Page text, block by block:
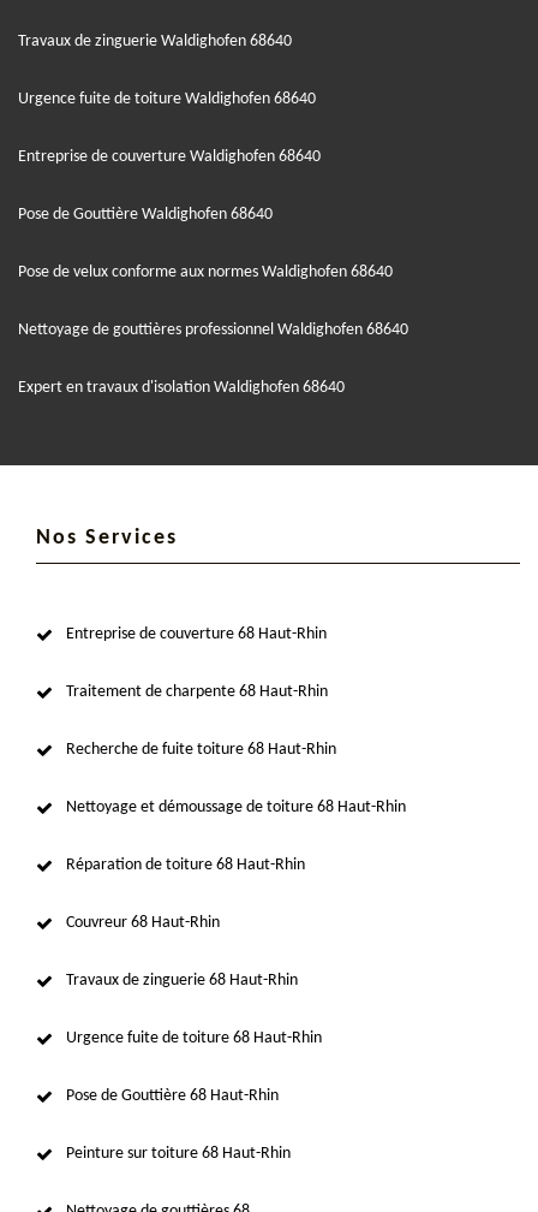
Travaux de zinguerie Waldighofen 68640
Urgence fuite de toiture Waldighofen 68640
Entreprise de couverture Waldighofen 68640
Pose de Gouttière Waldighofen 68640
Pose de velux conforme aux normes Waldighofen 68640
Nettoyage de gouttières professionnel Waldighofen 68640
Expert en travaux d'isolation Waldighofen 68640
Nos Services
Entreprise de couverture 68 Haut-Rhin
Traitement de charpente 68 Haut-Rhin
Recherche de fuite toiture 68 Haut-Rhin
Nettoyage et démoussage de toiture 68 Haut-Rhin
Réparation de toiture 68 Haut-Rhin
Couvreur 68 Haut-Rhin
Travaux de zinguerie 68 Haut-Rhin
Urgence fuite de toiture 68 Haut-Rhin
Pose de Gouttière 68 Haut-Rhin
Peinture sur toiture 68 Haut-Rhin